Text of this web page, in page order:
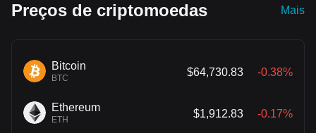
Preços de criptomoedas Mais
Bitcoin
BTC
$64,730.83 -0.38%
Ethereum
ETH
$1,912.83 -0.17%